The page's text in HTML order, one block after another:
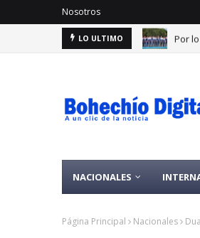
Nosotros
LO ULTIMO Por
NACIONALES
Página Principal Nacionales